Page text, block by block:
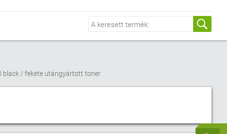
black / fekete utángyártott toner